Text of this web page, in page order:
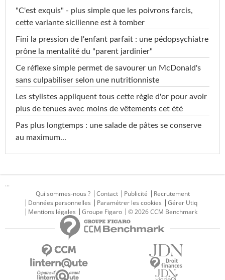
"C'est exquis" - plus simple que les poivrons farcis,
cette variante sicilienne est à tomber
Fini la pression de l'enfant parfait : une pédopsychiatre
prône la mentalité du "parent jardinier"
Ce réflexe simple permet de savourer un McDonald's
sans culpabiliser selon une nutritionniste
Les stylistes appliquent tous cette règle d'or pour avoir
plus de tenues avec moins de vêtements cet été
Pas plus longtemps : une salade de pâtes se conserve
au maximum...
...
Qui sommes-nous ?
Contact Publicité
Recrutement
Données personnelles
Paramétrer les cookies
Gérer Utiq
Mentions légales
Groupe Figaro © 2026 CCM Benchmark